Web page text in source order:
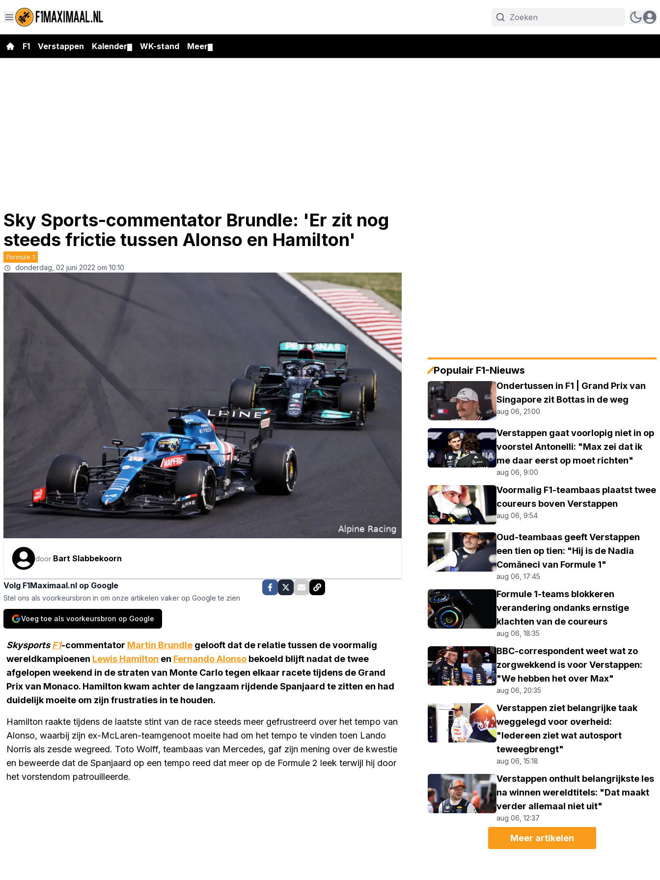
F1 Verstappen Kalender WK-stand Meer
Sky Sports-commentator Brundle: 'Er zit nog
steeds frictie tussen Alonso en Hamilton'
Formule 1
donderdag, 02 juni 2022 om 10:10
door Bart Slabbekoorn
Volg F1Maximaal.nl op Google
Stel ons als voorkeursbron in om onze artikelen vaker op Google te zien
Voeg toe als voorkeursbron op Google
SkysportsF1-commentator Martin Brundle gelooft dat de relatie tussen de voormalig
wereldkampioenen Lewis Hamilton en Fernando Alonso bekoeld blijft nadat de twee
afgelopen weekend in de straten van Monte Carlo tegen elkaar racete tijdens de Grand
Prix van Monaco. Hamilton kwam achter de langzaam rijdende Spanjaard te zitten en had
duidelijk moeite om zijn frustraties in te houden.
Hamilton raakte tijdens de laatste stint van de race steeds meer gefrustreerd over het tempo van
Alonso, waarbij zijn ex-McLaren-teamgenoot moeite had om het tempo te vinden toen Lando
Norris als zesde wegreed. Toto Wolff, teambaas van Mercedes, gaf zijn mening over de kwestie
en beweerde dat de Spanjaard op een tempo reed dat meer op de Formule 2 leek terwijl hij door
het vorstendom patrouilleerde.
Populair F1-Nieuws
Ondertussen in F1 | Grand Prix van
Singapore zit Bottas in de weg
aug 06, 21:00
Verstappen gaat voorlopig niet in op
voorstel Antonelli: "Max zei dat ik
me daar eerst op moet richten"
aug 06, 9:00
Voormalig F1-teambaas plaatst twee
coureurs boven Verstappen
aug 06, 9:54
Oud-teambaas geeft Verstappen
een tien op tien: "Hij is de Nadia
Comăneci van Formule 1"
aug 06, 17:45
Formule 1-teams blokkeren
verandering ondanks ernstige
klachten van de coureurs
aug 06, 18:35
BBC-correspondent weet wat zo
zorgwekkend is voor Verstappen:
"We hebben het over Max"
aug 06, 20:35
Verstappen ziet belangrijke taak
weggelegd voor overheid:
"Iedereen ziet wat autosport
teweegbrengt"
aug 06, 15:18
Verstappen onthult belangrijkste les
na winnen wereldtitels: "Dat maakt
verder allemaal niet uit"
aug 06, 12:37
Meer artikelen